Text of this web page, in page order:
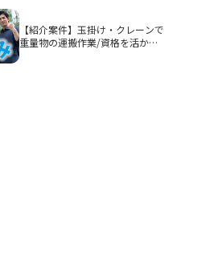
躍【紹介案件】玉掛け・クレーンで
重量物の運搬作業/資格を活かし